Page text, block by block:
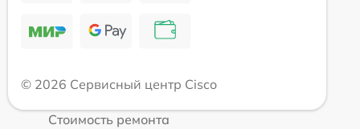
© 2026 Сервисный центр Cisco
Стоимость ремонта